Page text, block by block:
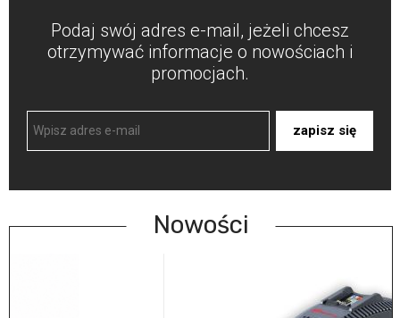
Podaj swój adres e-mail, jeżeli chcesz
otrzymywać informacje o nowościach i
promocjach.
zapisz się
Nowości